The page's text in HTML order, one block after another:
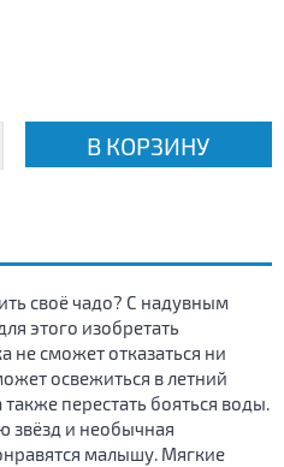
В КОРЗИНУ
своё чадо? С надувным
этого изобретать
не сможет отказаться ни
освежиться в летний
перестать бояться воды.
звёзд и необычная
малышу. Мягкие